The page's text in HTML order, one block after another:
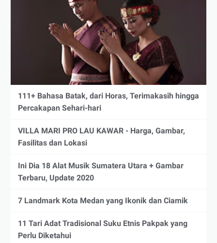
111+ Bahasa Batak, dari Horas, Terimakasih hingga
Percakapan Sehari-hari
VILLA MARI PRO LAU KAWAR - Harga, Gambar,
Fasilitas dan Lokasi
Ini Dia 18 Alat Musik Sumatera Utara + Gambar
Terbaru, Update 2020
7 Landmark Kota Medan yang Ikonik dan Ciamik
11 Tari Adat Tradisional Suku Etnis Pakpak yang
Perlu Diketahui